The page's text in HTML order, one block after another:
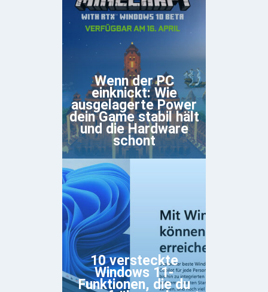
Wenn der PC
einknickt: Wie
ausgelagerte Power
dein Game stabil hält
und die Hardware
schont
10 versteckte
Windows 11-
Funktionen, die du